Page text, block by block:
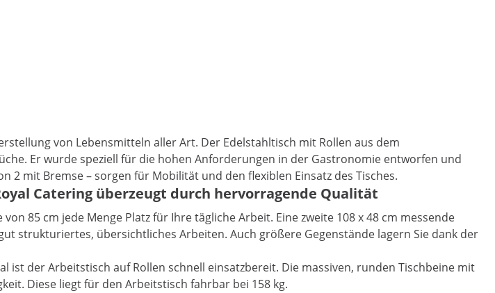
von Lebensmitteln aller Art. Der Edelstahltisch mit Rollen aus dem
Er wurde speziell für die hohen Anforderungen in der Gastronomie entworfen und
2 mit Bremse – sorgen für Mobilität und den flexiblen Einsatz des Tisches.
Catering überzeugt durch hervorragende Qualität
85 cm jede Menge Platz für Ihre tägliche Arbeit. Eine zweite 108 x 48 cm messende
strukturiertes, übersichtliches Arbeiten. Auch größere Gegenstände lagern Sie dank der
der Arbeitstisch auf Rollen schnell einsatzbereit. Die massiven, runden Tischbeine mit
Diese liegt für den Arbeitstisch fahrbar bei 158 kg.